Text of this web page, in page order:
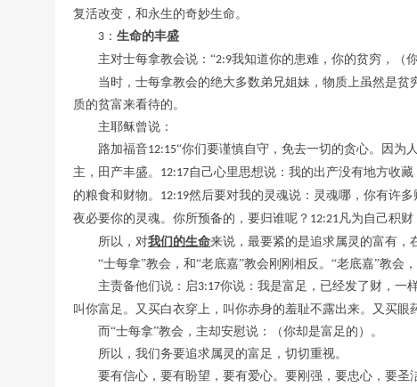
复活改变，和永生的奇妙生命。
3 ： 生命的丰盛
主对士每拿教会说： “2:9我知道你的患难，你的贫穷，（
当时，士每拿教会的绝大多数弟兄姐妹，物质上虽然是贫
质的贫富来看待的。
主耶稣曾说：
路加福音12:15“你们要谨慎自守，免去一切的贪心。因为
主，田产丰盛。 12:17自己心里思想说：我的出产没有地方收藏
的粮食和财物。 12:19然后要对我的灵魂说：灵魂哪，你有许
夜必要你的灵魂。你所预备的，要归谁呢？ 12:21凡为自己积财
所以，对我们的生命来说，最要紧的是追求属灵的富有，
“士每拿”教会，和“老底嘉”教会刚刚相反。“老底嘉”教会
主责备他们说：启3:17你说：我是富足，已经发了财，一
叫你富足。又买白衣穿上，叫你赤身的羞耻不露出来。又买眼
而“士每拿”教会，主却安慰说： （你却是富足的） 。
所以，我们务要追求属灵的富足，切切重视。
要有信心，要有盼望，要有爱心。要刚强，要忠心，要